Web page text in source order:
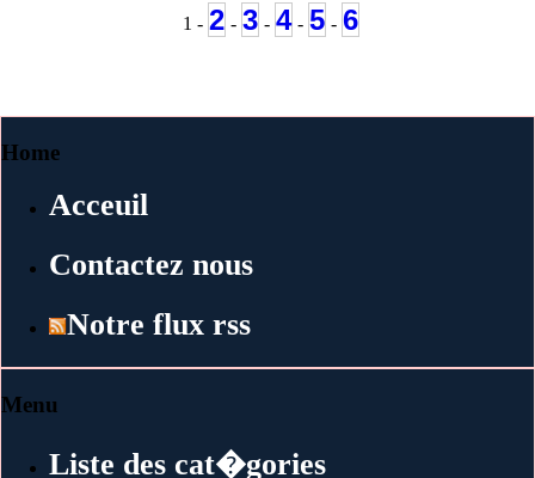
1 - 2 - 3 - 4- 5 - 6
Home
Acceuil
Contactez nous
Notre flux rss
Menu
Liste des cat�gories